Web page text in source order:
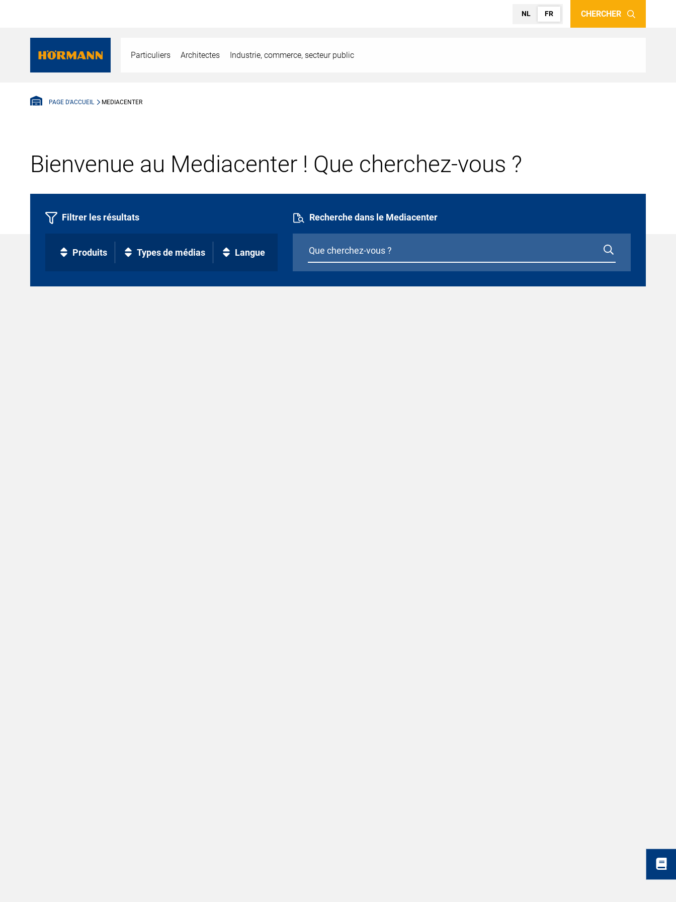
NL FR CHERCHER
Particuliers Architectes Industrie, commerce, secteur public
PAGE D'ACCUEIL MEDIACENTER
Bienvenue au Mediacenter ! Que cherchez-vous ?
Recherche dans le Mediacenter
Filtrer les résultats
Produits Types de médias Langue